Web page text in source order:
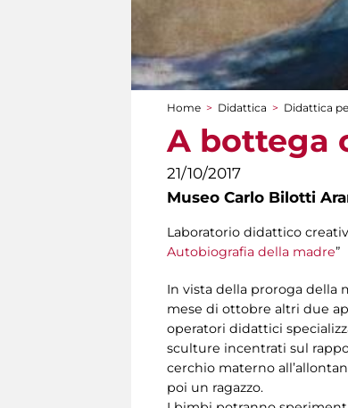
Tu sei qui
Home > Didattica > Didattica
A bottega
21/10/2017
Museo Carlo Bilotti
Laboratorio didattico
Autobiografia della madre”
In vista della proroga della
mese di ottobre altri due
operatori didattici
sculture incentrati sul
cerchio materno
poi un ragazzo.